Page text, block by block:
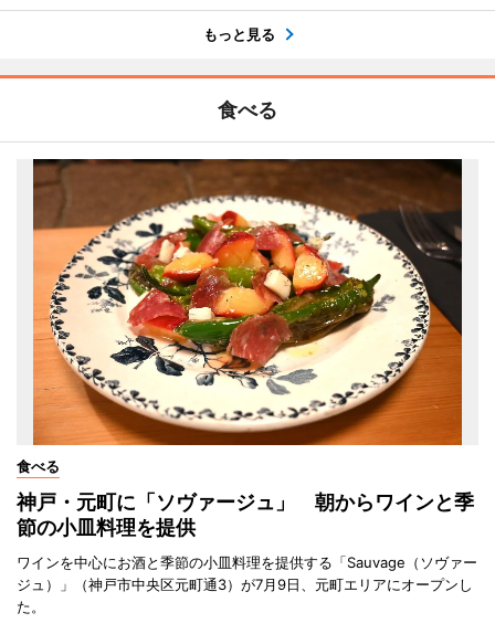
もっと見る
食べる
食べる
神戸・元町に「ソヴァージュ」 朝からワインと季
節の小皿料理を提供
ワインを中心にお酒と季節の小皿料理を提供する「Sauvage（ソヴァー
ジュ）」（神戸市中央区元町通3）が7月9日、元町エリアにオープンし
た。